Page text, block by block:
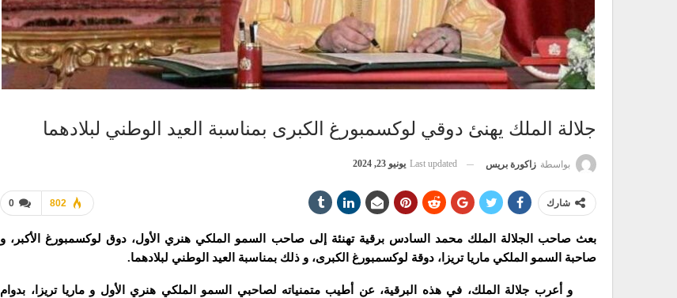
جلالة الملك يهنئ دوقي لوكسمبورغ الكبرى بمناسبة العيد الوطني لبلادهما
بواسطة زاكورة بريس Last updated يونيو 23, 2024
0 802 شارك
بعث صاحب الجلالة الملك محمد السادس برقية تهنئة إلى صاحب السمو الملكي هنري الأول، دوق لوكسمبورغ الأكبر، و
صاحبة السمو الملكي ماريا تريزا، دوقة لوكسمبورغ الكبرى، و ذلك بمناسبة العيد الوطني لبلادهما.
و أعرب جلالة الملك، في هذه البرقية، عن أطيب متمنياته لصاحبي السمو الملكي هنري الأول و ماريا تريزا، بدوام